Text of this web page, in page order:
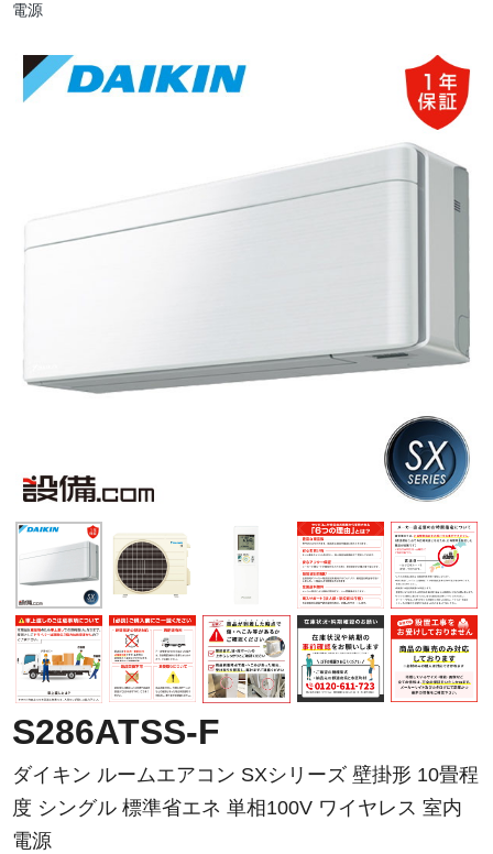
電源
S286ATSS-F
ダイキン ルームエアコン SXシリーズ 壁掛形 10畳程
度 シングル 標準省エネ 単相100V ワイヤレス 室内
電源